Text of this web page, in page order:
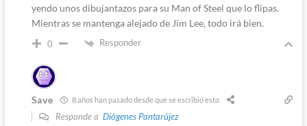
yendo unos dibujantazos para su Man of Steel que lo flipas.
Mientras se mantenga alejado de Jim Lee, todo irá bien.
0 Responder
Save 8 años han pasado desde que se escribió esto
Responde a Diógenes Pantarújez